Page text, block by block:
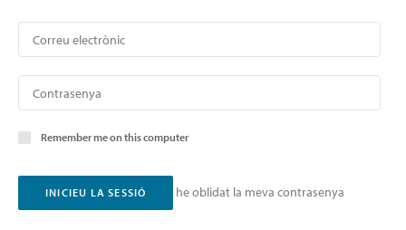
Remember me on this computer
he oblidat la meva contrasenya